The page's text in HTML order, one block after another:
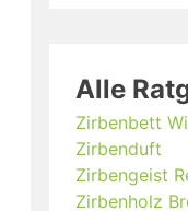
Alle
Zirbenbett
Zirbenduft
Zirbengeist
Zirbenholz